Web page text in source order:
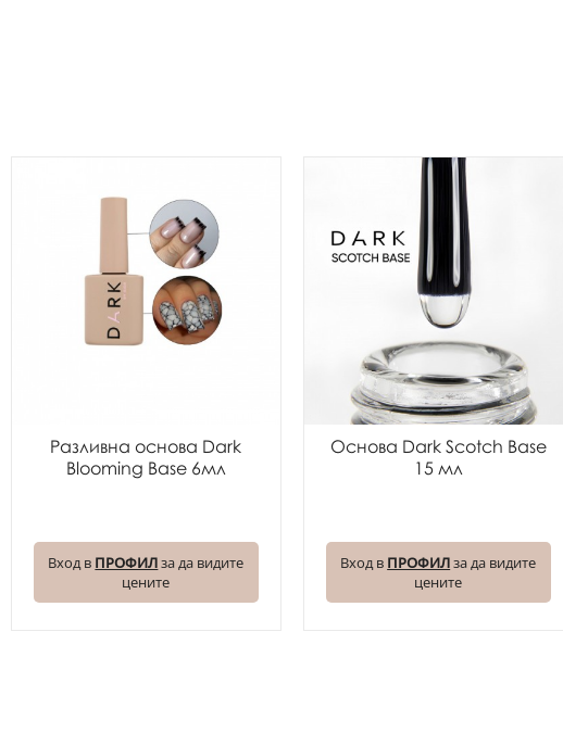
Разливна основа Dark
Blooming Base 6мл
Вход в ПРОФИЛза да видите
цените
Основа Dark Scotch Base
15 мл
Вход в ПРОФИЛза да видите
цените